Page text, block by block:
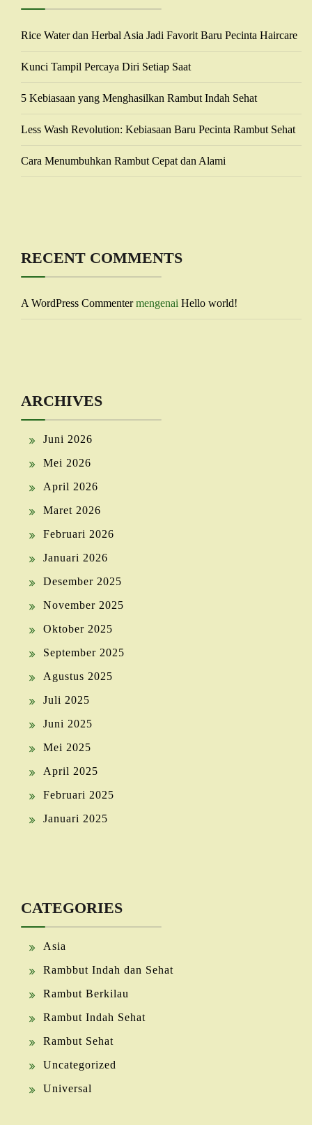
Rice Water dan Herbal Asia Jadi Favorit Baru Pecinta Haircare
Kunci Tampil Percaya Diri Setiap Saat
5 Kebiasaan yang Menghasilkan Rambut Indah Sehat
Less Wash Revolution: Kebiasaan Baru Pecinta Rambut Sehat
Cara Menumbuhkan Rambut Cepat dan Alami
RECENT COMMENTS
A WordPress Commentermengenai Hello world!
ARCHIVES
Juni 2026
Mei 2026
April 2026
Maret 2026
Februari 2026
Januari 2026
Desember 2025
November 2025
Oktober 2025
September 2025
Agustus 2025
Juli 2025
Juni 2025
Mei 2025
April 2025
Februari 2025
Januari 2025
CATEGORIES
Asia
Rambbut Indah dan Sehat
Rambut Berkilau
Rambut Indah Sehat
Rambut Sehat
Uncategorized
Universal